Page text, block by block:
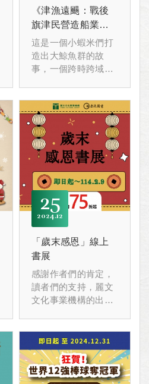
《津漁遠颺：戰後
旗津民營造船業的
空間協商》新書發
表會
這是一個小蝦米們打
造出大鯨魚群的故
事，一個跨時跨域仍
津、民營造船業的生
命故事。
25
12
2024
「歲末感恩」線上
書展
感謝作者們的肯定，
讀者們的支持，麗文
文化事業機構的出版
繼續努力出版各類好
書！
歲末感恩書展 即日起
〜114.2.9 單書75折